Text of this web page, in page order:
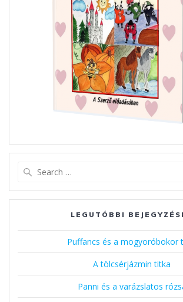
LEGUTÓBBI
Puffancs és a mogyoróbokor
A tölcsérjázmin titka
Panni és a varázslatos